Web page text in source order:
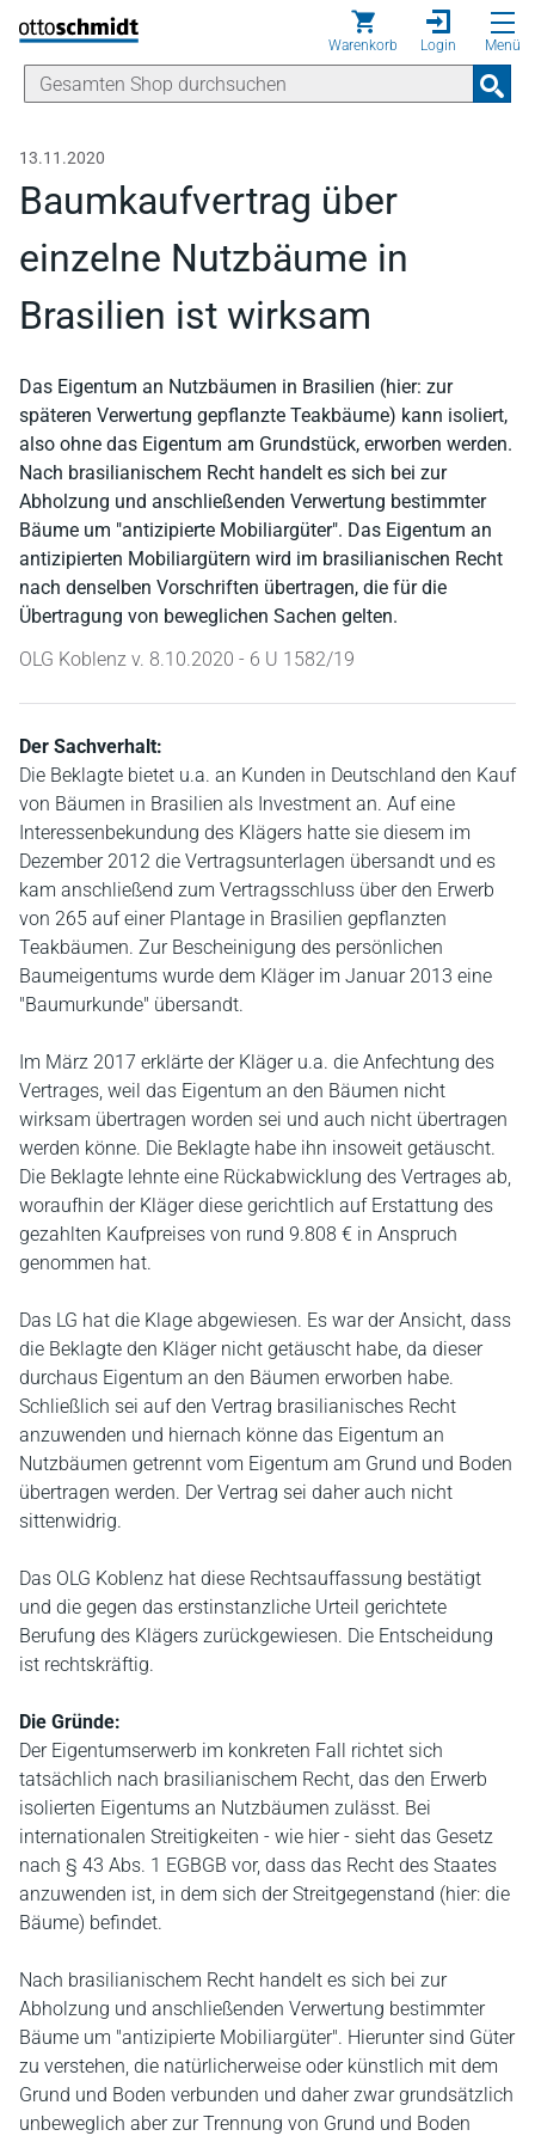
Direkt zum Inhalt
Warenkorb Login Menü
13.11.2020
Baumkaufvertrag über
einzelne Nutzbäume in
Brasilien ist wirksam
Das Eigentum an Nutzbäumen in Brasilien (hier: zur
späteren Verwertung gepflanzte Teakbäume) kann isoliert,
also ohne das Eigentum am Grundstück, erworben werden.
Nach brasilianischem Recht handelt es sich bei zur
Abholzung und anschließenden Verwertung bestimmter
Bäume um "antizipierte Mobiliargüter". Das Eigentum an
antizipierten Mobiliargütern wird im brasilianischen Recht
nach denselben Vorschriften übertragen, die für die
Übertragung von beweglichen Sachen gelten.
OLG Koblenz v. 8.10.2020 - 6 U 1582/19
Der Sachverhalt:
Die Beklagte bietet u.a. an Kunden in Deutschland den Kauf
von Bäumen in Brasilien als Investment an. Auf eine
Interessenbekundung des Klägers hatte sie diesem im
Dezember 2012 die Vertragsunterlagen übersandt und es
kam anschließend zum Vertragsschluss über den Erwerb
von 265 auf einer Plantage in Brasilien gepflanzten
Teakbäumen. Zur Bescheinigung des persönlichen
Baumeigentums wurde dem Kläger im Januar 2013 eine
"Baumurkunde" übersandt.
Im März 2017 erklärte der Kläger u.a. die Anfechtung des
Vertrages, weil das Eigentum an den Bäumen nicht
wirksam übertragen worden sei und auch nicht übertragen
werden könne. Die Beklagte habe ihn insoweit getäuscht.
Die Beklagte lehnte eine Rückabwicklung des Vertrages ab,
woraufhin der Kläger diese gerichtlich auf Erstattung des
gezahlten Kaufpreises von rund 9.808 € in Anspruch
genommen hat.
Das LG hat die Klage abgewiesen. Es war der Ansicht, dass
die Beklagte den Kläger nicht getäuscht habe, da dieser
durchaus Eigentum an den Bäumen erworben habe.
Schließlich sei auf den Vertrag brasilianisches Recht
anzuwenden und hiernach könne das Eigentum an
Nutzbäumen getrennt vom Eigentum am Grund und Boden
übertragen werden. Der Vertrag sei daher auch nicht
sittenwidrig.
Das OLG Koblenz hat diese Rechtsauffassung bestätigt
und die gegen das erstinstanzliche Urteil gerichtete
Berufung des Klägers zurückgewiesen. Die Entscheidung
ist rechtskräftig.
Die Gründe:
Der Eigentumserwerb im konkreten Fall richtet sich
tatsächlich nach brasilianischem Recht, das den Erwerb
isolierten Eigentums an Nutzbäumen zulässt. Bei
internationalen Streitigkeiten - wie hier - sieht das Gesetz
nach § 43 Abs. 1 EGBGB vor, dass das Recht des Staates
anzuwenden ist, in dem sich der Streitgegenstand (hier: die
Bäume) befindet.
Nach brasilianischem Recht handelt es sich bei zur
Abholzung und anschließenden Verwertung bestimmter
Bäume um "antizipierte Mobiliargüter". Hierunter sind Güter
zu verstehen, die natürlicherweise oder künstlich mit dem
Grund und Boden verbunden und daher zwar grundsätzlich
unbeweglich aber zur Trennung von Grund und Boden